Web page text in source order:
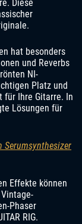
Diese
hat besonders
und Reverbs
NI-
Platz und
für Ihre Gitarre. In
Lösungen für
Serumsynthesizer
Effekte können
Phaser
RIG.